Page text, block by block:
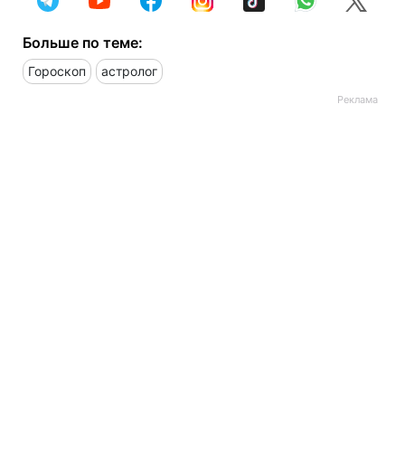
Больше по теме:
Гороскоп астролог